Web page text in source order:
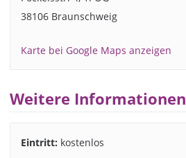
38106 Braunschweig
Karte bei Google Maps anzeigen
Weitere Informationen
Eintritt: kostenlos